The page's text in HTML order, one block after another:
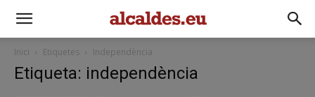
Inici Etiquetes Independència
Etiqueta: independència